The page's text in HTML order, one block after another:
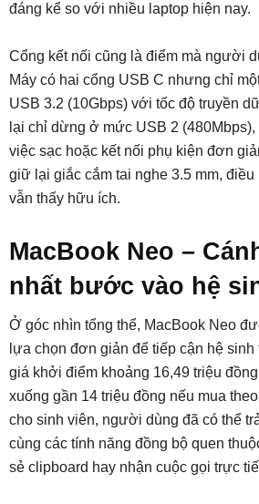
đáng kể so với nhiều laptop hiện nay.
Cổng kết nối cũng là điểm mà người
Máy có hai cổng USB C nhưng chỉ
USB 3.2 (10Gbps) với tốc độ truyền
lại chỉ dừng ở mức USB 2
việc sạc hoặc kết nối phụ kiện đơn
giữ lại giắc cắm tai nghe 3.5 mm,
vẫn thấy hữu ích.
MacBook Neo –
nhất bước vào hệ
Ở góc nhìn tổng thể, MacBook Neo
lựa chọn đơn giản để tiếp cận hệ
giá khởi điểm khoảng 16,49 triệu
xuống gần 14 triệu đồng nếu mua
cho sinh viên, người dùng đã có thể
cùng các tính năng đồng bộ quen
sẻ clipboard hay nhận cuộc gọi trực